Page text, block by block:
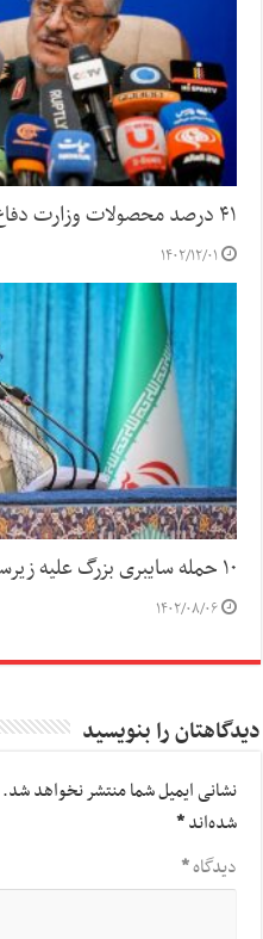
۴۱ درصد محصولات وزارت دفاع به مرحله صادرات رسیده‌اند
۱۴۰۲/۱۲/۰۱
۱۰ حمله سایبری بزرگ علیه زیرساخت‌ها را خنثی کردیم
۱۴۰۲/۰۸/۰۶
دیدگاهتان را بنویسید
نشانی ایمیل شما منتشر نخواهد شد.
شده‌اند*
دیدگاه*